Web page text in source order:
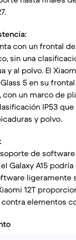
con un frontal
sin una
y al polvo. El
5 en su
con un marco de
IP53
y polvo.
de
Galaxy A15
ligeramente
12T
elementos